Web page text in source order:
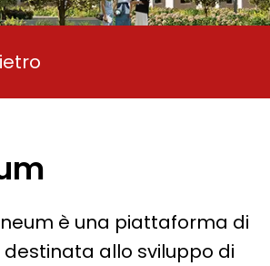
è una piattaforma di
destinata allo sviluppo di